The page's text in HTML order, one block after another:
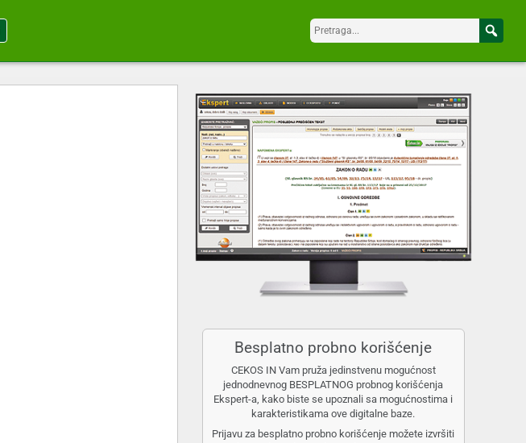
Besplatno probno korišćenje
CEKOS IN Vam pruža jedinstvenu mogućnost
jednodnevnog BESPLATNOG probnog korišćenja
Ekspert-a, kako biste se upoznali sa mogućnostima i
karakteristikama ove digitalne baze.
Prijavu za besplatno probno korišćenje možete izvršiti